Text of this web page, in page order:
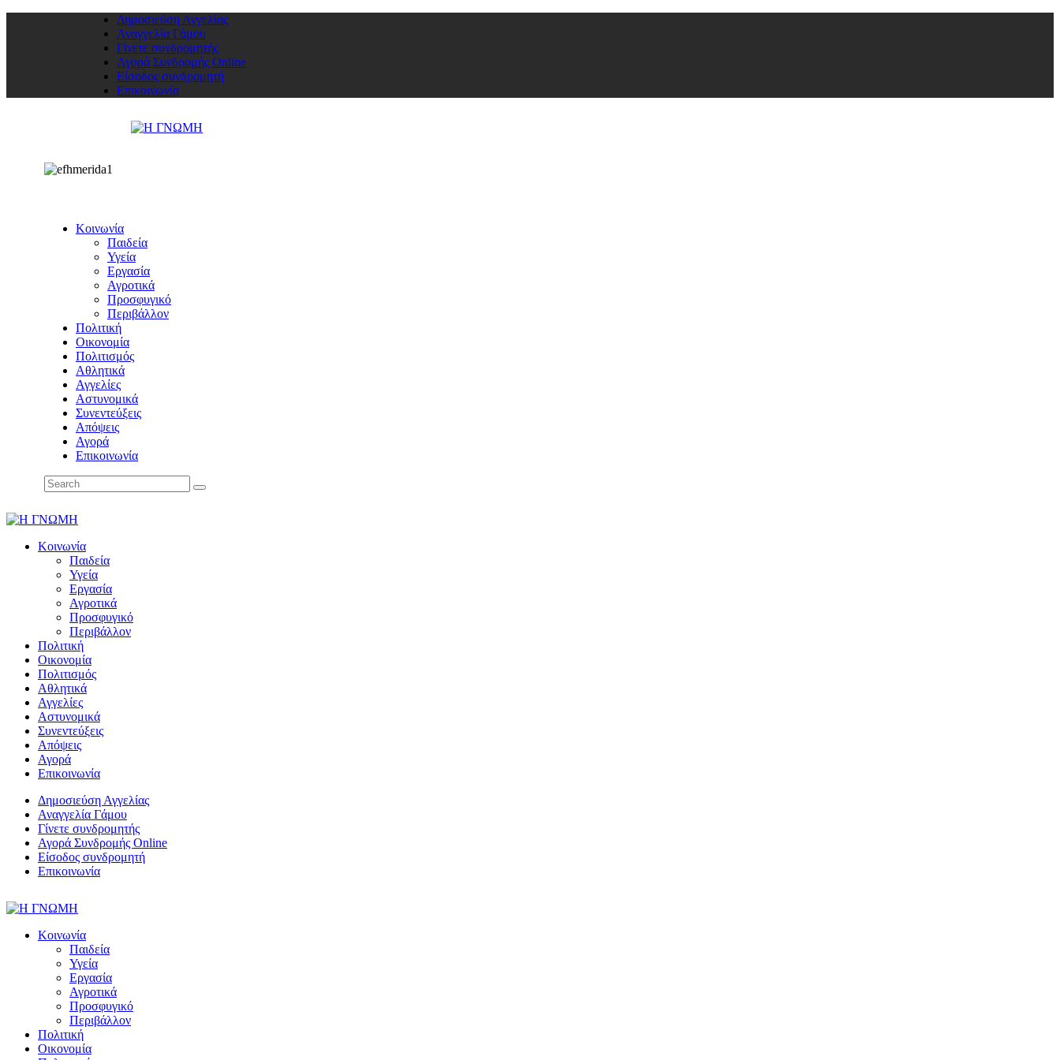
Δημοσιεύση Αγγελίας
Αναγγελία Γάμου
Γίνετε συνδρομητής
Αγορά Συνδρομής Online
Είσοδος συνδρομητή
Επικοινωνία
Κοινωνία
Παιδεία
Υγεία
Εργασία
Αγροτικά
Προσφυγικό
Περιβάλλον
Πολιτική
Οικονομία
Πολιτισμός
Αθλητικά
Αγγελίες
Αστυνομικά
Συνεντεύξεις
Απόψεις
Αγορά
Επικοινωνία
Κοινωνία
Παιδεία
Υγεία
Εργασία
Αγροτικά
Προσφυγικό
Περιβάλλον
Πολιτική
Οικονομία
Πολιτισμός
Αθλητικά
Αγγελίες
Αστυνομικά
Συνεντεύξεις
Απόψεις
Αγορά
Επικοινωνία
Δημοσιεύση Αγγελίας
Αναγγελία Γάμου
Γίνετε συνδρομητής
Αγορά Συνδρομής Online
Είσοδος συνδρομητή
Επικοινωνία
Κοινωνία
Παιδεία
Υγεία
Εργασία
Αγροτικά
Προσφυγικό
Περιβάλλον
Πολιτική
Οικονομία